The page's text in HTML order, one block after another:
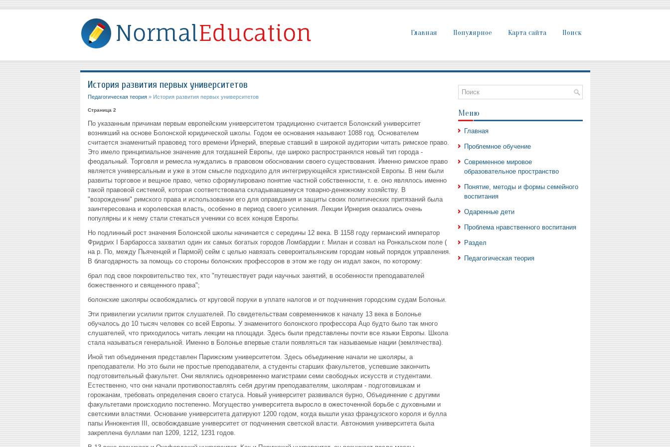
Главная Популярное Карта сайта Поиск
История развития первых университетов
Педагогическая теория» История развития первых университетов
Страница 2
По указанным причинам первым европейским университетом традиционно считается Болонский университет
возникший на основе Болонской юридической школы. Годом ее основания называют 1088 год. Основателем
считается знаменитый правовед того времени Ирнерий, впервые ставший в широкой аудитории читать римское право.
Это имело принципиальное значение для тогдашней Европы, где широко распространялся новый тип города -
феодальный. Торговля и ремесла нуждались в правовом обосновании своего существования. Именно римское право
является универсальным и уже в этом смысле подходило для интегрирующейся христианской Европы. В нем были
развиты торговое и вещное право, четко сформулировано понятие частной собственности, т. е. оно являлось именно
такой правовой системой, которая соответствовала складывавшемуся товарно-денежному хозяйству. В
"возрождении" римского права и использовании его для оправдания и защиты своих политических притязаний была
заинтересована и королевская власть, особенно в период своего усиления. Лекции Ирнерия оказались очень
популярны и к нему стали стекаться ученики со всех концов Европы.
Но подлинный рост значения Болонской школы начинается с середины 12 века. В 1158 году германский император
Фридрих I Барбаросса захватил один их самых богатых городов Ломбардии г. Милан и созвал на Ронкальском поле (
на р. По, между Пьяченцей и Пармой) сейм с целью навязать североитальянским городам новый порядок управления.
В благодарность за помощь со стороны болонских профессоров в этом же году он издал закон, по которому:
брал под свое покровительство тех, кто "путешествует ради научных занятий, в особенности преподавателей
божественного и священного права";
болонские школяры освобождались от круговой поруки в уплате налогов и от подчинения городским судам Болоньи.
Эти привилегии усилили приток слушателей. По свидетельствам современников к началу 13 века в Болонье
обучалось до 10 тысяч человек со всей Европы. У знаменитого болонского профессора Ацо будто было так много
слушателей, что приходилось читать лекции на площади. Здесь были представлены почти все языки Европы. Школа
стала называться генеральной. Именно в Болонье впервые стали появляться так называемые нации (землячества).
Иной тип объединения представлен Парижским университетом. Здесь объединение начали не школяры, а
преподаватели. Но это были не простые преподаватели, а студенты старших факультетов, успевшие закончить
подготовительный факультет. Они являлись одновременно магистрами семи свободных искусств и студентами.
Естественно, что они начали противопоставлять себя другим преподавателям, школярам - подготовишкам и
горожанам, требовать определения своего статуса. Новый университет развивался бурно, Объединение с другими
факультетами происходило постепенно. Могущество университета выросло в ожесточенной борьбе с духовными и
светскими властями. Основание университета датируют 1200 годом, когда вышли указ французского короля и булла
папы Иннокентия III, освобождавшие университет от подчинения светской власти. Автономия университета была
закреплена буллами пап 1209, 1212, 1231 годов.
Меню
Главная
Проблемное обучение
Современное мировое
образовательное пространство
Понятие, методы и формы семейного
воспитания
Одаренные дети
Проблема нравственного воспитания
Раздел
Педагогическая теория